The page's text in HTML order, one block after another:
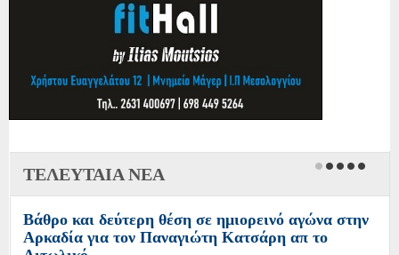
ΤΕΛΕΥΤΑΙΑ ΝΕΑ
Βάθρο και δεύτερη θέση σε ημιορεινό αγώνα στην
Αρκαδία για τον Παναγιώτη Κατσάρη απ το